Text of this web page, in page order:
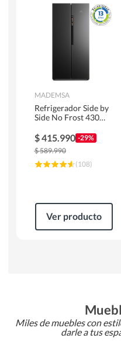
Hornos y Microondas
MADEMSA
Refrigerador Side by
Side No Frost 430
MAS430B
$415.990 -29%
$589.990
(108)
Ver producto
Miles de muebles con
darle a tus